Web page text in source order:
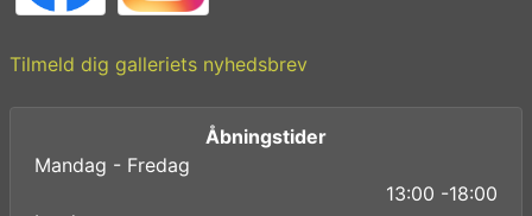
Tilmeld dig galleriets nyhedsbrev
Åbningstider
Mandag - Fredag
13:00 -18:00